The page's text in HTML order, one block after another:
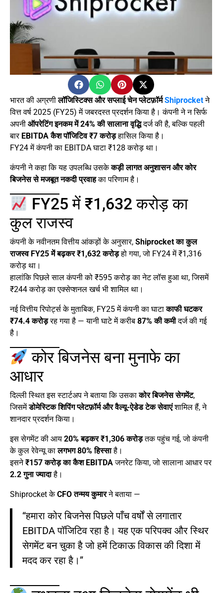
भारत की अग्रणीलॉजिस्टिक्स और सप्लाई चेन प्लेटफ़ॉर्मShiprocketने
वित्त वर्ष 2025 (FY25) में जबरदस्त प्रदर्शन किया है। कंपनी ने न सिर्फ
अपनी ऑपरेटिंग इनकम में 24% की सालाना वृद्धिदर्ज की है, बल्कि पहली
बार EBITDA कैश पॉजिटिव ₹7 करोड़हासिल किया है।
FY24 में कंपनी का EBITDA घाटा ₹128 करोड़ था।
कंपनी ने कहा कि यह उपलब्धि उसकेकड़ी लागत अनुशासन और कोर
बिजनेस से मजबूत नकदी प्रवाहका परिणाम है।
FY25 में ₹1,632 करोड़ का
कुल राजस्व
कंपनी के नवीनतम वित्तीय आंकड़ों के अनुसार, Shiprocket का कुल
राजस्व FY25 में बढ़कर ₹1,632 करोड़हो गया, जो FY24 में ₹1,316
करोड़ था।
हालांकि पिछले साल कंपनी को ₹595 करोड़ का नेट लॉस हुआ था, जिसमें
₹244 करोड़ का एक्सेप्शनल खर्च भी शामिल था।
नई वित्तीय रिपोर्ट्स के मुताबिक, FY25 में कंपनी का घाटाकाफी घटकर
₹74.4 करोड़रह गया है — यानी घाटे में करीब 87% की कमीदर्ज की गई
है।
कोर बिजनेस बना मुनाफे का
आधार
दिल्ली स्थित इस स्टार्टअप ने बताया कि उसकाकोर बिजनेस सेगमेंट,
जिसमेंडोमेस्टिक शिपिंग प्लेटफ़ॉर्म और वैल्यू-ऐडेड टेक सेवाएंशामिल हैं, ने
शानदार प्रदर्शन किया।
इस सेगमेंट की आय 20% बढ़कर ₹1,306 करोड़तक पहुंच गई, जो कंपनी
के कुल रेवेन्यू कालगभग 80% हिस्साहै।
इसने₹157 करोड़ का कैश EBITDAजनरेट किया, जो सालाना आधार पर
2.2 गुना ज्यादाहै।
Shiprocket केCFO तन्मय कुमारने बताया —
“हमारा कोर बिजनेस पिछले पाँच वर्षों से लगातार
EBITDA पॉजिटिव रहा है। यह एक परिपक्व और स्थिर
सेगमेंट बन चुका है जो हमें टिकाऊ विकास की दिशा में
मदद कर रहा है।”